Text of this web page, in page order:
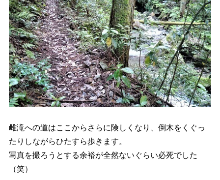
雌滝への道はここからさらに険しくなり、倒木をくぐっ
たりしながらひたすら歩きます。
写真を撮ろうとする余裕が全然ないぐらい必死でした
（笑）